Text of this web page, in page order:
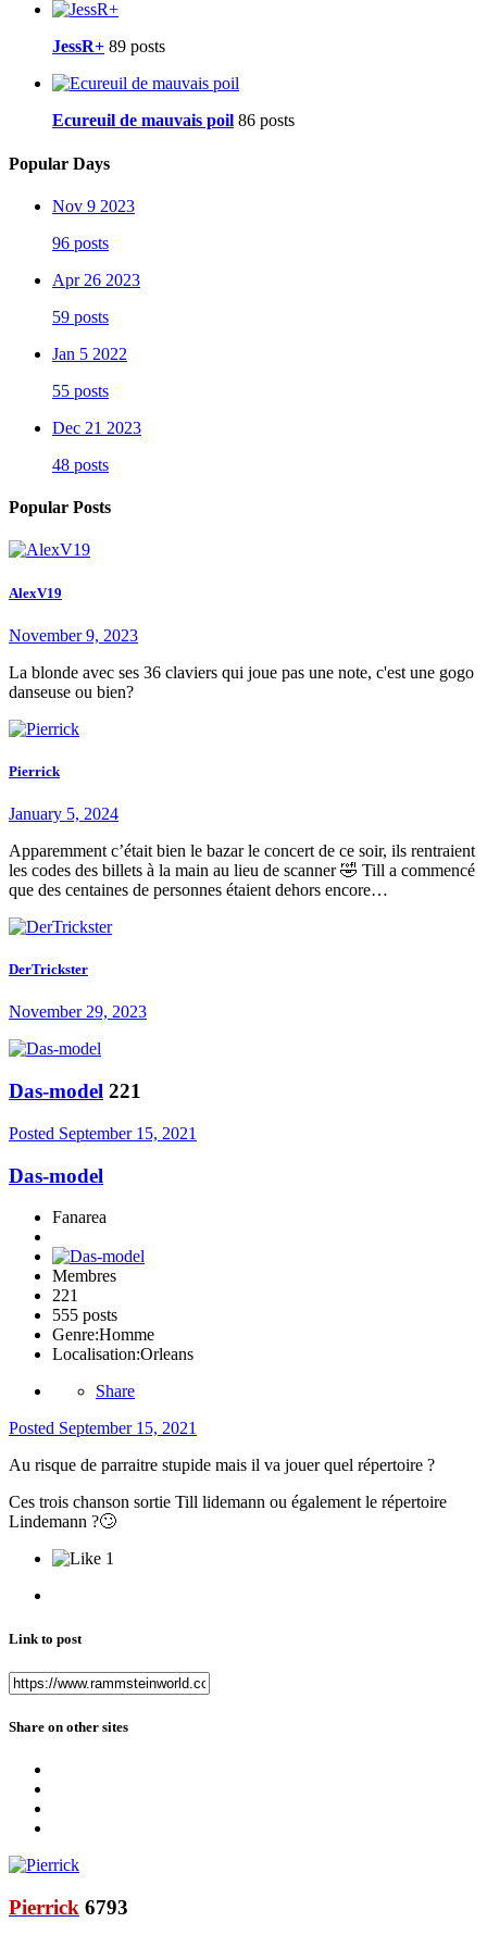
JessR+ 89 posts
Ecureuil de mauvais poil 86 posts
Popular Days
Nov 9 2023
96 posts
Apr 26 2023
59 posts
Jan 5 2022
55 posts
Dec 21 2023
48 posts
Popular Posts
AlexV19
November 9, 2023
La blonde avec ses 36 claviers qui joue pas une note, c'est une gogo
danseuse ou bien?
Pierrick
January 5, 2024
Apparemment c’était bien le bazar le concert de ce soir, ils rentraient
les codes des billets à la main au lieu de scanner 🤣 Till a commencé
que des centaines de personnes étaient dehors encore…
DerTrickster
November 29, 2023
Das-model 221
Posted September 15, 2021
Das-model
Fanarea
Membres
221
555 posts
Genre:Homme
Localisation:Orleans
Share
Posted September 15, 2021
Au risque de parraitre stupide mais il va jouer quel répertoire ?
Ces trois chanson sortie Till lidemann ou également le répertoire
Lindemann ?🙄
1
Link to post
Share on other sites
Pierrick 6793